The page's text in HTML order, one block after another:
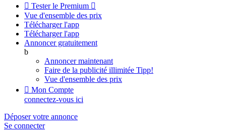
 Tester le Premium 
Vue d'ensemble des prix
Télécharger l'app
Télécharger l'app
Annoncer gratuitement
b
Annoncer maintenant
Faire de la publicité illimitée Tipp!
Vue d'ensemble des prix
 Mon Compte
connectez-vous ici
Déposer votre annonce
Se connecter